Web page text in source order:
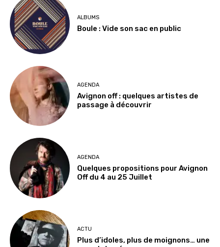
ALBUMS
Boule : Vide son sac en public
AGENDA
Avignon off : quelques artistes de
passage à découvrir
AGENDA
Quelques propositions pour Avignon
Off du 4 au 25 Juillet
ACTU
Plus d’idoles, plus de moignons… une